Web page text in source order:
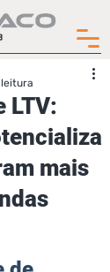
LTV:
mais